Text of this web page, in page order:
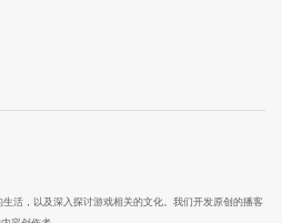
活，以及深入探讨游戏相关的文化。我们开发原创的播客